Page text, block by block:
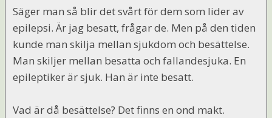
Säger man så blir det svårt för dem som lider av
epilepsi. Är jag besatt, frågar de. Men på den tiden
kunde man skilja mellan sjukdom och besättelse.
Man skiljer mellan besatta och fallandesjuka. En
epileptiker är sjuk. Han är inte besatt.
Vad är då besättelse? Det finns en ond makt.